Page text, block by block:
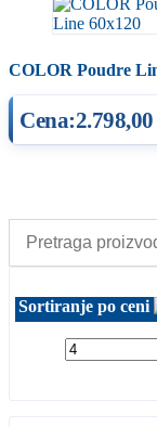
COLOR Poudre
Cena:2.798,00
Sortiranje po ceni